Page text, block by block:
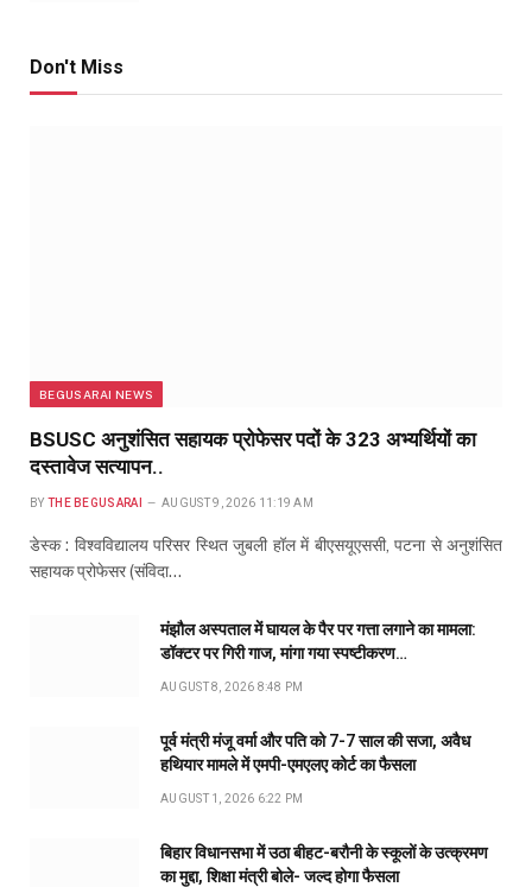
Don't Miss
BEGUSARAI NEWS
BSUSC अनुशंसित सहायक प्रोफेसर पदों के 323 अभ्यर्थियों का
दस्तावेज सत्यापन..
BY THE BEGUSARAI AUGUST 9, 2026 11:19 AM
डेस्क : विश्वविद्यालय परिसर स्थित जुबली हॉल में बीएसयूएससी, पटना से अनुशंसित
सहायक प्रोफेसर (संविदा…
मंझौल अस्पताल में घायल के पैर पर गत्ता लगाने का मामला:
डॉक्टर पर गिरी गाज, मांगा गया स्पष्टीकरण…
AUGUST 8, 2026 8:48 PM
पूर्व मंत्री मंजू वर्मा और पति को 7-7 साल की सजा, अवैध
हथियार मामले में एमपी-एमएलए कोर्ट का फैसला
AUGUST 1, 2026 6:22 PM
बिहार विधानसभा में उठा बीहट-बरौनी के स्कूलों के उत्क्रमण
का मुद्दा, शिक्षा मंत्री बोले- जल्द होगा फैसला